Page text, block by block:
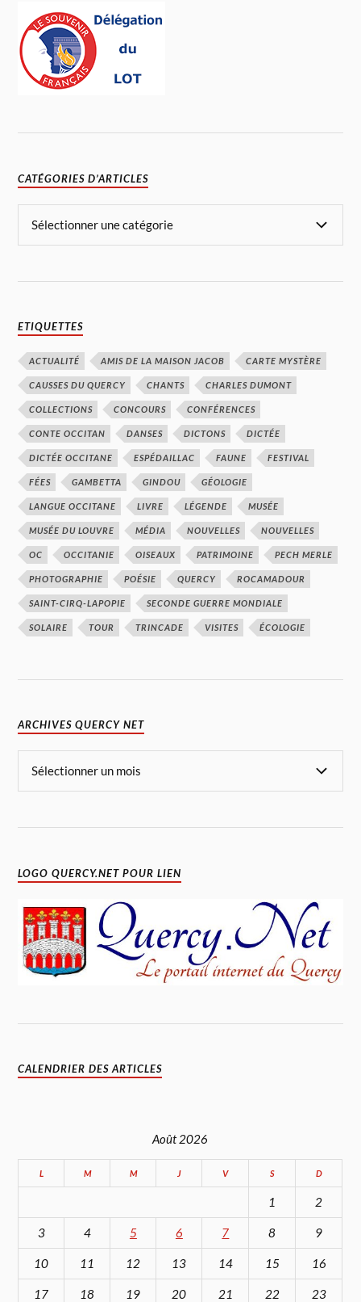
CATÉGORIES D’ARTICLES
ETIQUETTES
ACTUALITÉ AMIS DE LA MAISON JACOB CARTE MYSTÈRE
CAUSSES DU QUERCY CHANTS CHARLES DUMONT
COLLECTIONS CONCOURS CONFÉRENCES
CONTE OCCITAN DANSES DICTONS DICTÉE
DICTÉE OCCITANE ESPÉDAILLAC FAUNE FESTIVAL
FÉES GAMBETTA GINDOU GÉOLOGIE
LANGUE OCCITANE LIVRE LÉGENDE MUSÉE
MUSÉE DU LOUVRE MÉDIA NOUVELLES NOUVELLES
OC OCCITANIE OISEAUX PATRIMOINE PECH MERLE
PHOTOGRAPHIE POÉSIE QUERCY ROCAMADOUR
SAINT-CIRQ-LAPOPIE SECONDE GUERRE MONDIALE
SOLAIRE TOUR TRINCADE VISITES ÉCOLOGIE
ARCHIVES QUERCY NET
LOGO QUERCY.NET POUR LIEN
CALENDRIER DES ARTICLES
Août 2026
L M M J V S D
1 2
3 4 5 6 7 8 9
10 11 12 13 14 15 16
17 18 19 20 21 22 23